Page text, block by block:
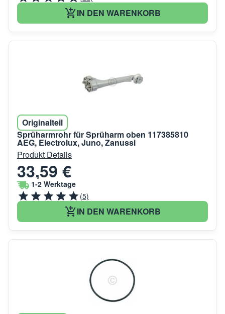
IN DEN WARENKORB
Originalteil
Sprüharmrohr für Sprüharm oben 117385810
AEG, Electrolux, Juno, Zanussi
Produkt Details
33,59 €
1-2 Werktage
(5)
IN DEN WARENKORB